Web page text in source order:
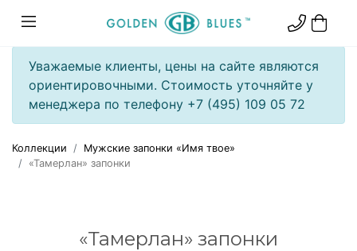
Уважаемые клиенты, цены на сайте являются
ориентировочными. Стоимость уточняйте у
менеджера по телефону +7 (495) 109 05 72
Коллекции
Мужские запонки «Имя твое»
«Тамерлан» запонки
«Тамерлан» запонки